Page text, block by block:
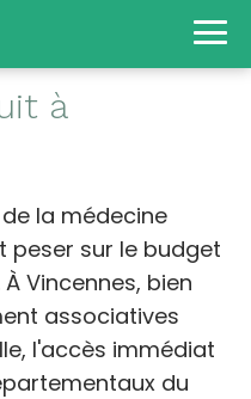
à
la médecine
peser sur le budget
Vincennes, bien
associatives
l'accès immédiat
du